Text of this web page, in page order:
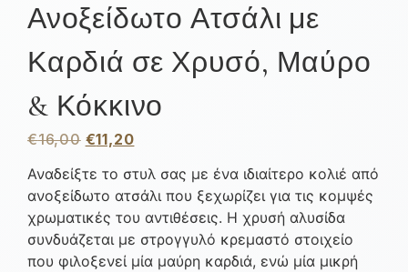
Ανοξείδωτο Ατσάλι με
Καρδιά σε Χρυσό, Μαύρο
& Κόκκινο
€16,00 €11,20
Αναδείξτε το στυλ σας με ένα ιδιαίτερο κολιέ από
ανοξείδωτο ατσάλι που ξεχωρίζει για τις κομψές
χρωματικές του αντιθέσεις. Η χρυσή αλυσίδα
συνδυάζεται με στρογγυλό κρεμαστό στοιχείο
που φιλοξενεί μία μαύρη καρδιά, ενώ μία μικρή